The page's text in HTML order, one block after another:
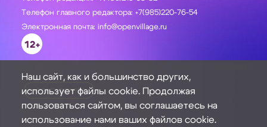
Телефон главного редактора: +7(985)220-76-54
Электронная почта: info@openvillage.ru
12+
ЗАДАТЬ ВОПРОС
Наш сайт, как и большинство других,
использует файлы cookie. Продолжая
пользоваться сайтом, вы соглашаетесь на
использование нами ваших файлов cookie.